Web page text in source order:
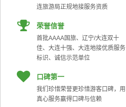
连旅游局正规地接服务资质
荣誉信誉
首批AAAA国旅、辽宁/大连双十
佳、大连十强、大连地接优质服务
标识、诚信示范单位
口碑第一
我们珍惜荣誉更珍惜游客口碑，用
真心服务赢得口碑与信赖